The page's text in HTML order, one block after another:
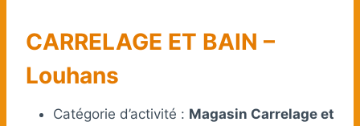
CARRELAGE ET BAIN –
Louhans
Catégorie d’activité : Magasin Carrelage et